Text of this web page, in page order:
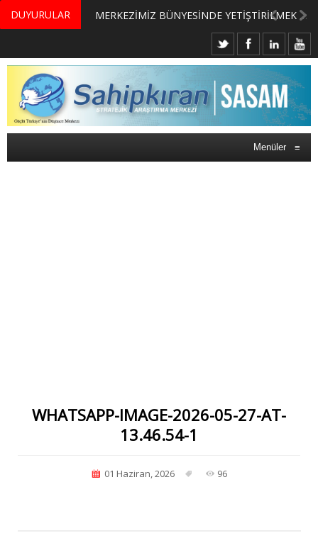
DUYURULAR MERKEZİMİZ BÜNYESİNDE YETİŞTİRİLMEK ÜZERE GÖNÜLLÜ ÜLKE MASASI UZMANI VE UZMAN ADAYLARI ARIYORUZ
Menüler ≡
WHATSAPP-IMAGE-2026-05-27-AT-
13.46.54-1
01 Haziran, 2026 96